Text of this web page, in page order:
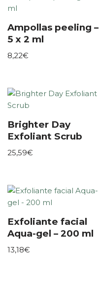
Ampollas peeling –
5 x 2 ml
8,22€
Brighter Day
Exfoliant Scrub
25,59€
Exfoliante facial
Aqua-gel – 200 ml
13,18€